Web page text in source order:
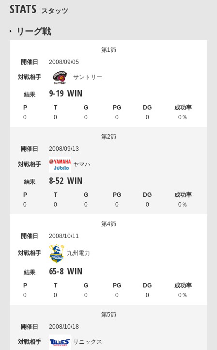
STATS スタッツ
リーグ戦
第1節
2008/09/05
サントリー
9-19 WIN
0 0 0 0 0 0％
第2節
2008/09/13
ヤマハ
8-52 WIN
0 0 0 0 0 0％
第4節
2008/10/11
九州電力
65-8 WIN
0 0 0 0 0 0％
第5節
2008/10/18
サニックス